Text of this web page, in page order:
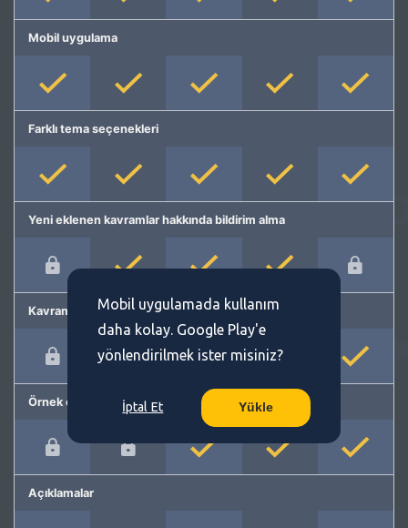
Mobil uygulama
Farklı tema seçenekleri
Yeni eklenen kavramlar hakkında bildirim alma
Kavram önerme
Örnek cümleler
Açıklamalar
Mobil uygulamada kullanım
daha kolay. Google Play'e
yönlendirilmek ister misiniz?
İptal Et Yükle